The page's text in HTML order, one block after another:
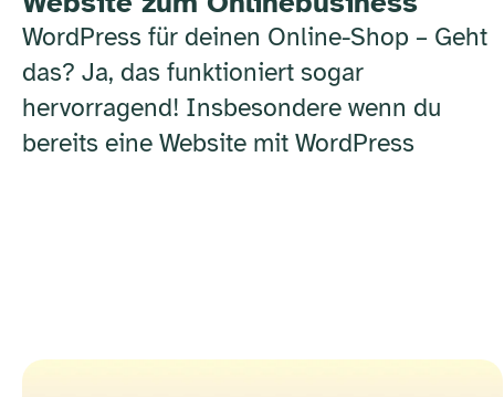
WordPress für deinen Online-Shop – Geht
das? Ja, das funktioniert sogar
hervorragend! Insbesondere wenn du
bereits eine Website mit WordPress